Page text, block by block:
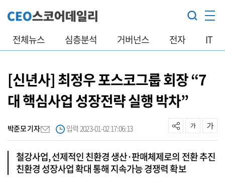
전체뉴스 심층분석 거버넌스 전자 IT
[신년사] 최정우 포스코그룹 회장 “7
대 핵심사업 성장전략 실행 박차”
박준모 기자 입력 2023-01-02 17:06:13
철강사업, 선제적인 친환경 생산·판매체제로의 전환 추진
친환경 성장사업 확대 통해 지속가능 경쟁력 확보